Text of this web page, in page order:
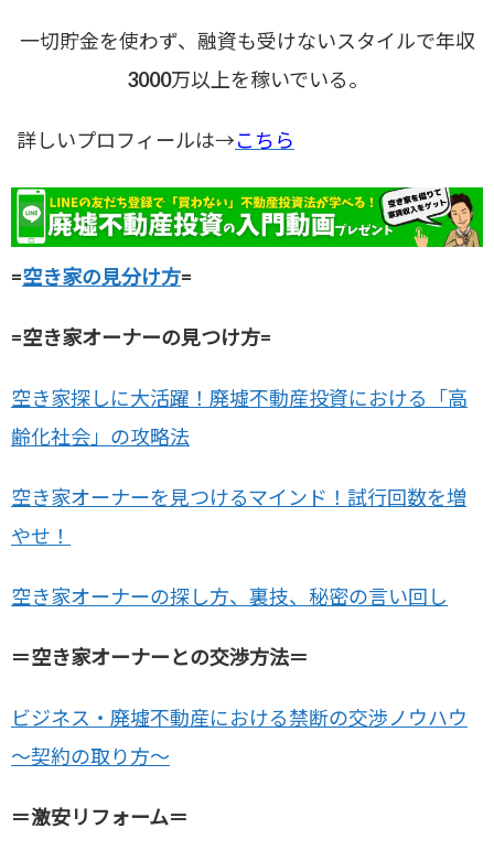
一切貯金を使わず、融資も受けないスタイルで年収
3000万以上を稼いでいる。
詳しいプロフィールは→こちら
=空き家の見分け方=
=空き家オーナーの見つけ方=
空き家探しに大活躍！廃墟不動産投資における「高
齢化社会」の攻略法
空き家オーナーを見つけるマインド！試行回数を増
やせ！
空き家オーナーの探し方、裏技、秘密の言い回し
＝空き家オーナーとの交渉方法＝
ビジネス・廃墟不動産における禁断の交渉ノウハウ
～契約の取り方～
＝激安リフォーム＝